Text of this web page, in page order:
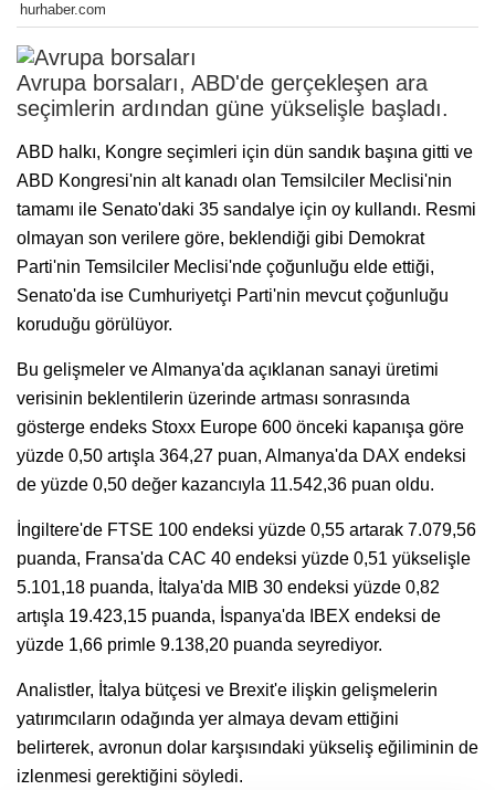
hurhaber.com
Avrupa borsaları, ABD'de gerçekleşen ara
seçimlerin ardından güne yükselişle başladı.
ABD halkı, Kongre seçimleri için dün sandık başına gitti ve
ABD Kongresi'nin alt kanadı olan Temsilciler Meclisi'nin
tamamı ile Senato'daki 35 sandalye için oy kullandı. Resmi
olmayan son verilere göre, beklendiği gibi Demokrat
Parti'nin Temsilciler Meclisi'nde çoğunluğu elde ettiği,
Senato'da ise Cumhuriyetçi Parti'nin mevcut çoğunluğu
koruduğu görülüyor.
Bu gelişmeler ve Almanya'da açıklanan sanayi üretimi
verisinin beklentilerin üzerinde artması sonrasında
gösterge endeks Stoxx Europe 600 önceki kapanışa göre
yüzde 0,50 artışla 364,27 puan, Almanya'da DAX endeksi
de yüzde 0,50 değer kazancıyla 11.542,36 puan oldu.
İngiltere'de FTSE 100 endeksi yüzde 0,55 artarak 7.079,56
puanda, Fransa'da CAC 40 endeksi yüzde 0,51 yükselişle
5.101,18 puanda, İtalya'da MIB 30 endeksi yüzde 0,82
artışla 19.423,15 puanda, İspanya'da IBEX endeksi de
yüzde 1,66 primle 9.138,20 puanda seyrediyor.
Analistler, İtalya bütçesi ve Brexit'e ilişkin gelişmelerin
yatırımcıların odağında yer almaya devam ettiğini
belirterek, avronun dolar karşısındaki yükseliş eğiliminin de
izlenmesi gerektiğini söyledi.